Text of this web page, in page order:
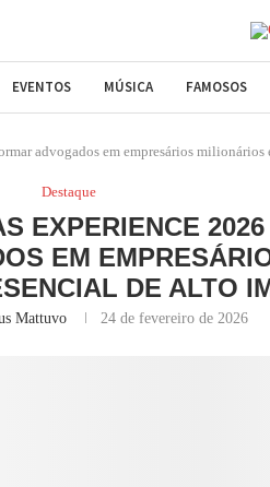
EVENTOS MÚSICA FAMOSOS
advogados em empresários milionários
Destaque
EXPERIENCE
EM
DE ALTO
Mattuvo 24 de fevereiro de 2026